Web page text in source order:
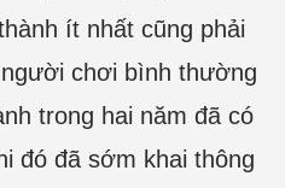
ít nhất cũng phải
chơi bình thường
trong hai năm đã có
đó đã sớm khai thông